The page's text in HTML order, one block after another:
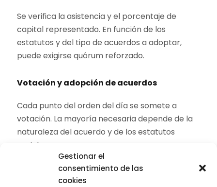
Gestionar el
consentimiento de las
cookies
Se verifica la asistencia y el porcentaje de
capital representado. En función de los
estatutos y del tipo de acuerdos a adoptar,
puede exigirse quórum reforzado.
Votación y adopción de acuerdos
Cada punto del orden del día se somete a
votación. La mayoría necesaria depende de la
naturaleza del acuerdo y de los estatutos
sociales.
Derecho de información